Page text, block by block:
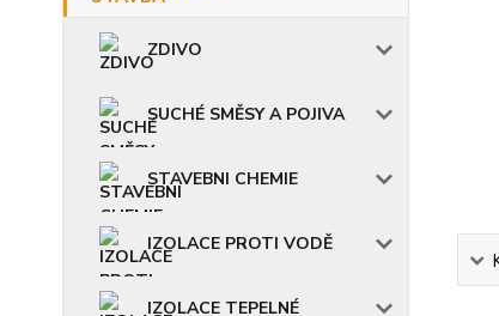
ZDIVO
SUCHÉ SMĚSY A POJIVA
STAVEBNI CHEMIE
IZOLACE PROTI VODĚ
IZOLACE TEPELNÉ